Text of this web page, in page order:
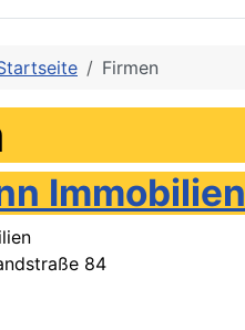
Firmen
Immobilien
84